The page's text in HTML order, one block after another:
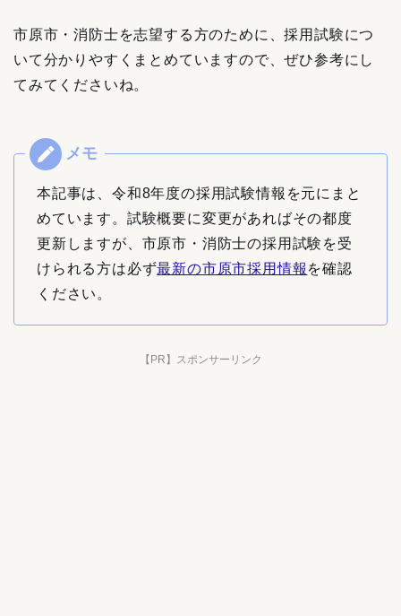
市原市・消防士を志望する方のために、採用試験につ
いて分かりやすくまとめていますので、ぜひ参考にし
てみてくださいね。
本記事は、令和8年度の採用試験情報を元にまと
めています。試験概要に変更があればその都度
更新しますが、市原市・消防士の採用試験を受
けられる方は必ず最新の市原市採用情報 を確認
ください。
【PR】スポンサーリンク